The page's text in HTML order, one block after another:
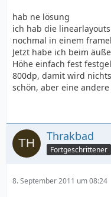
hab ne lösung
ich hab die
nochmal in einem
Jetzt habe ich beim
Höhe einfach fest
800dp, damit wird
schön, aber eine
Thrakbad
Fortgeschrittener
8. September 2011 um 08:24